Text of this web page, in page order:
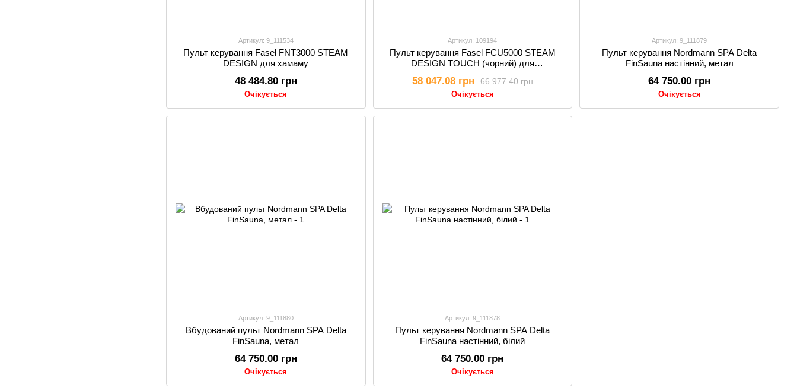
Артикул: 9_111534
Пульт керування Fasel FNT3000 STEAM
DESIGN для хамаму
48 484.80 грн
Очікується
Артикул: 109194
Пульт керування Fasel FCU5000 STEAM
DESIGN TOUCH (чорний) для
66 977.40 грн
58 047.08 грн
Очікується
Артикул: 9_111879
Пульт керування Nordmann SPA Delta
FinSauna настінний, метал
64 750.00 грн
Очікується
Артикул: 9_111880
Вбудований пульт Nordmann SPA Delta
FinSauna, метал
64 750.00 грн
Очікується
Артикул: 9_111878
Пульт керування Nordmann SPA Delta
FinSauna настінний, білий
64 750.00 грн
Очікується